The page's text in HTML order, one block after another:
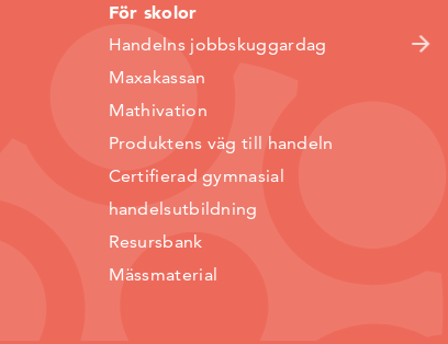
För skolor
Handelns jobbskuggardag
Maxakassan
Mathivation
Produktens väg till handeln
Certifierad gymnasial
handelsutbildning
Resursbank
Mässmaterial